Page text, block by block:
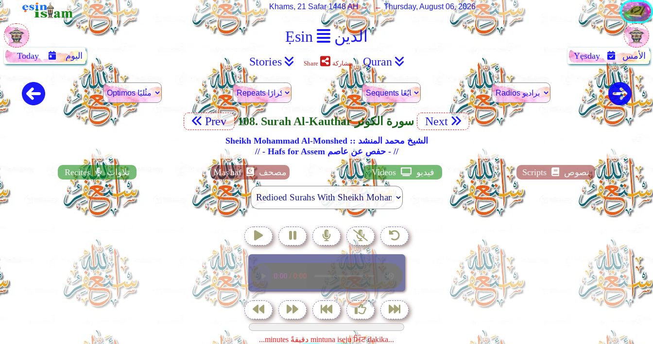
Ẹsin الدين
Khams, 21 Safar 1448 AH → ← Thursday, August 06, 2026
Today اليوم Yẹsday الأمس Stories Share مشاركة Quran
Prev 108. Surah Al-Kauthar سورة الكوثر Next
Sheikh Mohammad Al-Monshed :: الشيخ محمد المنشد
// - Hafs for Assem حفص عن عاصم - //
Recites تلاوات Mas'haf مصحف Videos فيديو Scripts نصوص
...minutes دقيقةً mintuna isẹju ਮਿੰਟ dakika...